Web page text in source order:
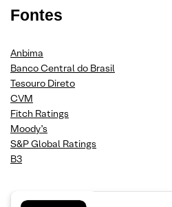
Fontes
Anbima
Banco Central do Brasil
Tesouro Direto
CVM
Fitch Ratings
Moody’s
S&P Global Ratings
B3